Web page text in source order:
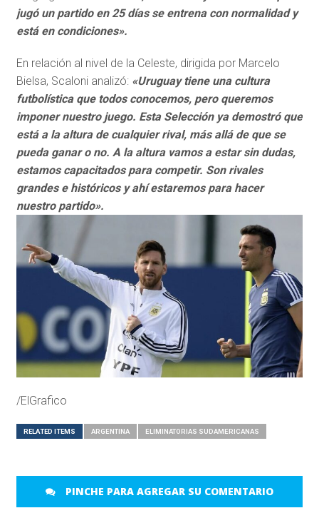
jugó un partido en 25 días se entrena con normalidad y
está en condiciones».
En relación al nivel de la Celeste, dirigida por Marcelo
Bielsa, Scaloni analizó: «Uruguay tiene una cultura
futbolística que todos conocemos, pero queremos
imponer nuestro juego. Esta Selección ya demostró que
está a la altura de cualquier rival, más allá de que se
pueda ganar o no. A la altura vamos a estar sin dudas,
estamos capacitados para competir. Son rivales
grandes e históricos y ahí estaremos para hacer
nuestro partido».
/ElGrafico
RELATED ITEMS ARGENTINA ELIMINATORIAS SUDAMERICANAS
PINCHE PARA AGREGAR SU COMENTARIO